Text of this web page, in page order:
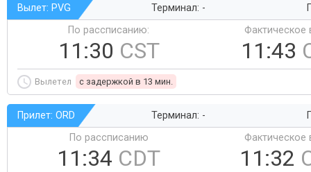
Вылет: PVG Терминал: -
По рассписанию:
11:30 CST
Фактическое
11:43
Вылетел c задержкой в 13 мин.
Прилет: ORD Терминал: -
По рассписанию
11:34 CDT
Фактическое
11:32